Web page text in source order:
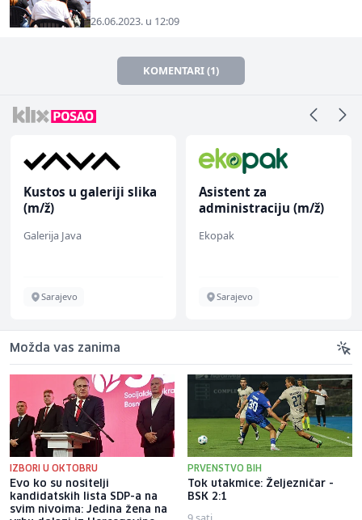
26.06.2023. u 12:09
KOMENTARI (1)
Kustos u galeriji slika
(m/ž)
Galerija Java
Sarajevo
Asistent za
administraciju (m/ž)
Ekopak
Sarajevo
Možda vas zanima
IZBORI U OKTOBRU
Evo ko su nositelji
kandidatskih lista SDP-a na
svim nivoima: Jedina žena na
PRVENSTVO BIH
Tok utakmice: Željezničar -
BSK 2:1